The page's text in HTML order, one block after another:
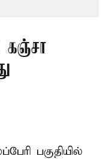
கஞ்சா
பகுதியில்